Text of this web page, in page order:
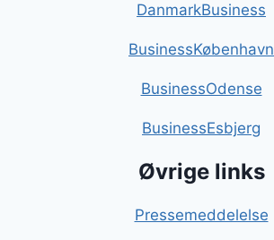
DanmarkBusiness
BusinessKøbenhavn
BusinessOdense
BusinessEsbjerg
Øvrige links
Pressemeddelelse